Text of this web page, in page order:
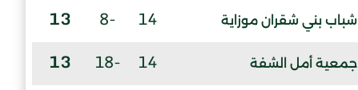
شباب بني شقران موزاية 14
-8
13
جمعية أمل الشفة 14
-18
13